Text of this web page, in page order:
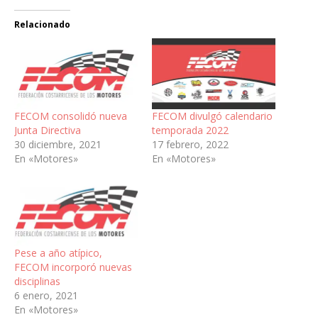
Relacionado
FECOM consolidó nueva
Junta Directiva
30 diciembre, 2021
En «Motores»
FECOM divulgó calendario
temporada 2022
17 febrero, 2022
En «Motores»
Pese a año atípico,
FECOM incorporó nuevas
disciplinas
6 enero, 2021
En «Motores»